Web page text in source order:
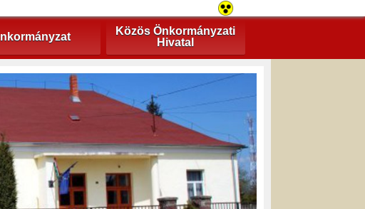
Közös Önkormányzati
Hivatal